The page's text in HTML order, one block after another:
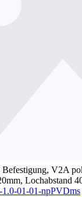
V2A
Lochabstand
01-01-npPVDms